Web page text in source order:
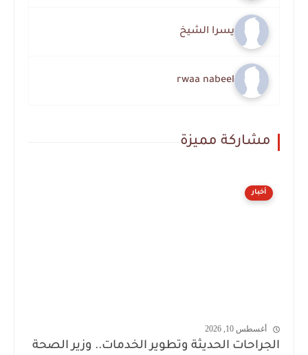
يسرا الشيخ
rwaa nabeel
مشاركة مميزة
أخبار
أغسطس 10, 2026
الجراحات الحديثة وتطوير الخدمات.. وزير الصحة